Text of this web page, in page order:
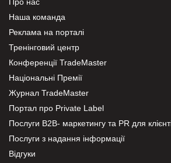
Наша команда
Реклама на порталі
Тренінговий центр
Конференції TradeMaster
Національні Премії
Журнал TradeMaster
Портал про Private Label
Послуги В2В- маркетингу та PR для
Послуги з надання інформації
Відгуки